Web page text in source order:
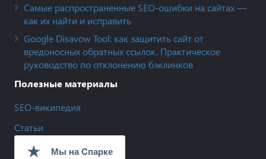
Самые распространенные SEO-ошибки на сайтах —
как их найти и исправить
Google Disavow Tool: как защитить сайт от
вредоносных обратных ссылок. Практическое
руководство по отклонению бэклинков
Полезные материалы
SEO-википедия
Статьи